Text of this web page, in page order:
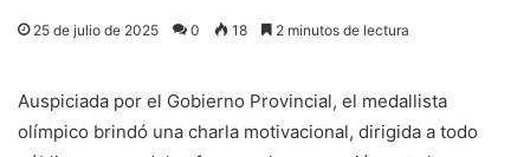
25 de julio de 2025 0 18 2 minutos de lectura
Auspiciada por el Gobierno Provincial, el medallista
olímpico brindó una charla motivacional, dirigida a todo